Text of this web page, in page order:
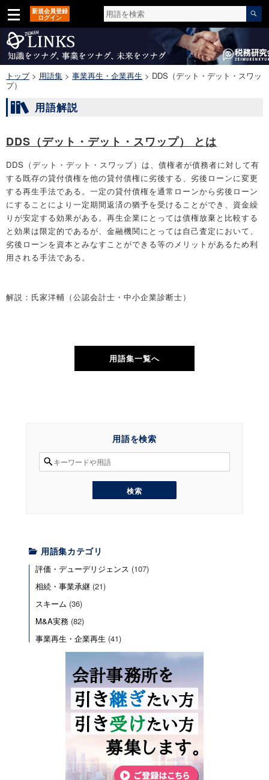
新規会員登録
ログイン
トップ> 用語集 > 事業再生・企業再生 > DDS（デット・デット・スワッ
プ）
用語解説
DDS（デット・デット・スワップ） とは
DDS（デット・デット・スワップ）は、債権者が債務者に対して有
する既存の貸付債権を他の貸付債権に劣後する、劣後ローンに変更
する再生手法である。一定の貸付債権を通常ローンから劣後ローン
にすることにより一定期間返済の猶予を受けることができ、資金繰
りが安定する効果がある。再生企業にとっては債権放棄と比較する
と効果は限定的であるが、金融機関にとっては自己査定において、
劣後ローンを資本とみなすことができる等のメリットがあるため利
用される手法である。
解説：氏家洋輔（公認会計士・中小企業診断士）
用語集一覧へ
用語を検索
用語集カテゴリ
評価・デューデリジェンス (107)
相続・事業承継(21)
スキーム (36)
M&A実務(82)
事業再生・企業再生 (41)